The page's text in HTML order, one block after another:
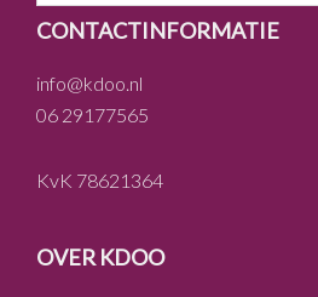
FOOTER
CONTACTINFORMATIE
info@kdoo.nl
06 29177565
KvK 78621364
OVER KDOO